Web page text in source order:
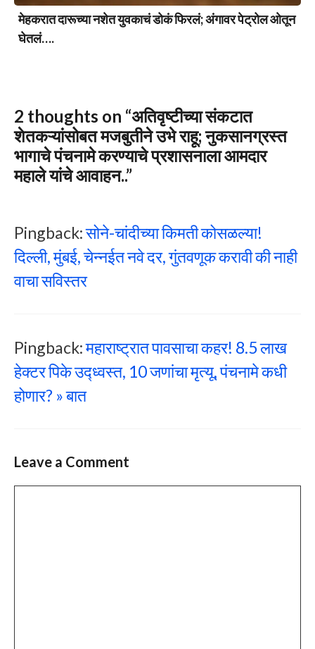
मेहकरात दारूच्या नशेत युवकाचं डोकं फिरलं; अंगावर पेट्रोल ओतून
घेतलं….
2 thoughts on “अतिवृष्टीच्या संकटात
शेतकऱ्यांसोबत मजबुतीने उभे राहू; नुकसानग्रस्त
भागाचे पंचनामे करण्याचे प्रशासनाला आमदार
महाले यांचे आवाहन..”
Pingback:सोने-चांदीच्या किमती कोसळल्या!
दिल्ली, मुंबई, चेन्नईत नवे दर, गुंतवणूक करावी की नाही
वाचा सविस्तर
Pingback:महाराष्ट्रात पावसाचा कहर! 8.5 लाख
हेक्टर पिके उद्ध्वस्त, 10 जणांचा मृत्यू, पंचनामे कधी
होणार? » बात
Leave a Comment